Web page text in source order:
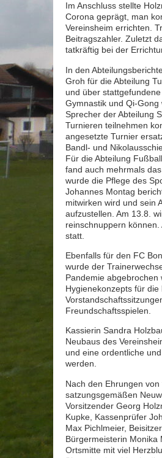
Im Anschluss stellte
Corona geprägt, man
Vereinsheim errichten.
Beitragszahler. Zuletzt
tatkräftig bei der
In den
Groh für die Abteilung
und über
Gymnastik und Qi-
Sprecher der Abteilung
Turnieren teilnehmen
angesetzte Turnier
Bandl- und
Für die Abteilung
fand auch mehrmals
wurde die Pflege des
Johannes Montag
mitwirken wird und sein
aufzustellen. Am 13.8.
reinschnuppern
statt.
Ebenfalls für den FC
wurde der
Pandemie abgebrochen
Hygienekonzepts für
Freundschaftsspielen.
Kassierin Sandra
Neubaus des
und eine ordentliche
werden.
Nach den Ehrungen
satzungsgemäßen
Vorsitzender Georg
Kupke, Kassenprüfer
Max Pichlmeier,
Bürgermeisterin Monika
Ortsmitte mit viel